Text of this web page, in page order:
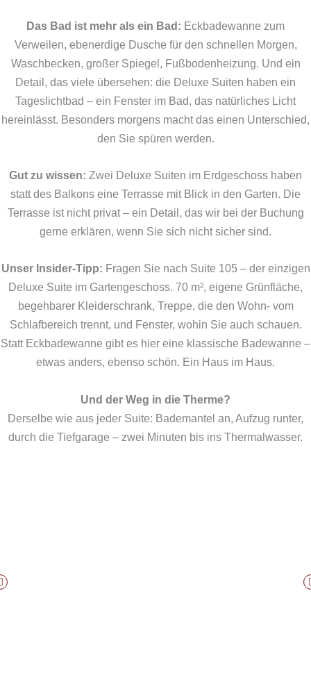
Das Bad ist mehr als ein Bad: Eckbadewanne zum
Verweilen, ebenerdige Dusche für den schnellen Morgen,
Waschbecken, großer Spiegel, Fußbodenheizung. Und ein
Detail, das viele übersehen: die Deluxe Suiten haben ein
Tageslichtbad – ein Fenster im Bad, das natürliches Licht
hereinlässt. Besonders morgens macht das einen Unterschied,
den Sie spüren werden.
Gut zu wissen: Zwei Deluxe Suiten im Erdgeschoss haben
statt des Balkons eine Terrasse mit Blick in den Garten. Die
Terrasse ist nicht privat – ein Detail, das wir bei der Buchung
gerne erklären, wenn Sie sich nicht sicher sind.
Unser Insider-Tipp: Fragen Sie nach Suite 105 – der einzigen
Deluxe Suite im Gartengeschoss. 70 m², eigene Grünfläche,
begehbarer Kleiderschrank, Treppe, die den Wohn- vom
Schlafbereich trennt, und Fenster, wohin Sie auch schauen.
Statt Eckbadewanne gibt es hier eine klassische Badewanne –
etwas anders, ebenso schön. Ein Haus im Haus.
Und der Weg in die Therme?
Derselbe wie aus jeder Suite: Bademantel an, Aufzug runter,
durch die Tiefgarage – zwei Minuten bis ins Thermalwasser.